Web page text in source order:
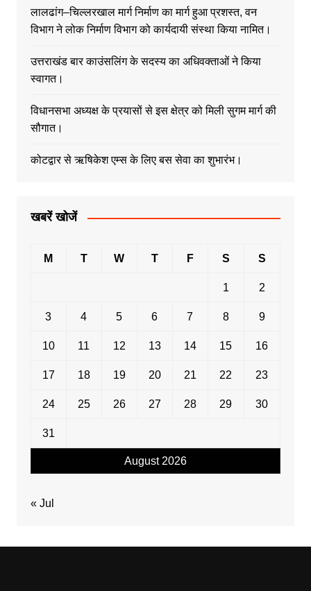
लालढांग–चिल्लरखाल मार्ग निर्माण का मार्ग हुआ प्रशस्त, वन
विभाग ने लोक निर्माण विभाग को कार्यदायी संस्था किया नामित।
उत्तराखंड बार काउंसलिंग के सदस्य का अधिवक्ताओं ने किया
स्वागत।
विधानसभा अध्यक्ष के प्रयासों से इस क्षेत्र को मिली सुगम मार्ग की
सौगात।
कोटद्वार से ऋषिकेश एम्स के लिए बस सेवा का शुभारंभ।
खबरें खोजें
August 2026
M T W T F S S
1 2
3 4 5 6 7 8 9
10 11 12 13 14 15 16
17 18 19 20 21 22 23
24 25 26 27 28 29 30
31
« Jul